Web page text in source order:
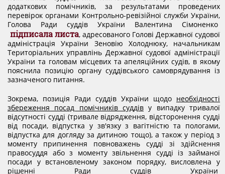
НОРМАТИВНІ ДОКУМЕНТИ
МІЖНАРОДНІ СТАНДАРТИ
СОЦІОЛОГІЧНІ ОПИТУВАННЯ
СИСТЕМА ОЦІНЮВАННЯ
КОНФЛІКТ ІНТЕРЕСІВ
додаткових помічників, за результатами проведених
перевірок органами Контрольно-ревізійної служби України,
Голова Ради суддів України Валентина Сімоненко
підписала листа, адресованого Голові Державної судової
адміністрація України Зеновію Холоднюку, начальникам
Територіальних управлінь Державної судової адміністрації
України та головам місцевих та апеляційних судів, в якому
пояснила позицію органу суддівського самоврядування із
зазначеного питання.
Зокрема, позиція Ради суддів України щодо необхідності
збереження посад помічників суддів у випадку тривалої
відсутності судді (тривале відрядження, відсторонення судді
від посади, відпустка у зв'язку з вагітністю та пологами,
відпустка для догляду за дитиною тощо), а також у період з
моменту припинення повноважень судді зі здійснення
правосуддя або з моменту звільнення судді із займаної
посади у встановленому законом порядку, висловлена у
рішенні Ради суддів України